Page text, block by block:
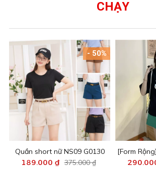
CHẠY
- 50%
Quần short nữ NS09 G0130
189.000 ₫ 375.000 ₫
[Form
- Set đồ nữ